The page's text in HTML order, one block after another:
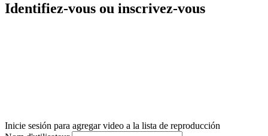
Identifiez-vous ou inscrivez-vous
Inicie sesión para agregar video a la lista de reproducción